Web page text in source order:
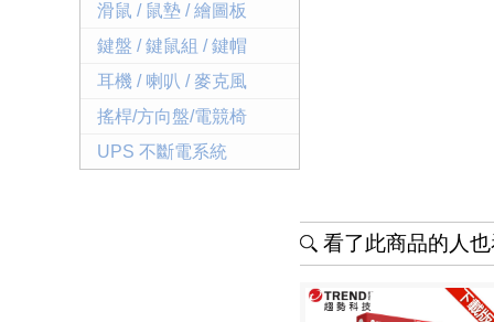
看了此商品的人
滑鼠 / 鼠墊 / 繪圖板
鍵盤 / 鍵鼠組 / 鍵帽
耳機 / 喇叭 / 麥克風
搖桿/方向盤/電競椅
UPS 不斷電系統